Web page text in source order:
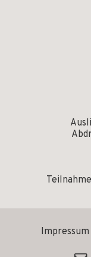
Impressum